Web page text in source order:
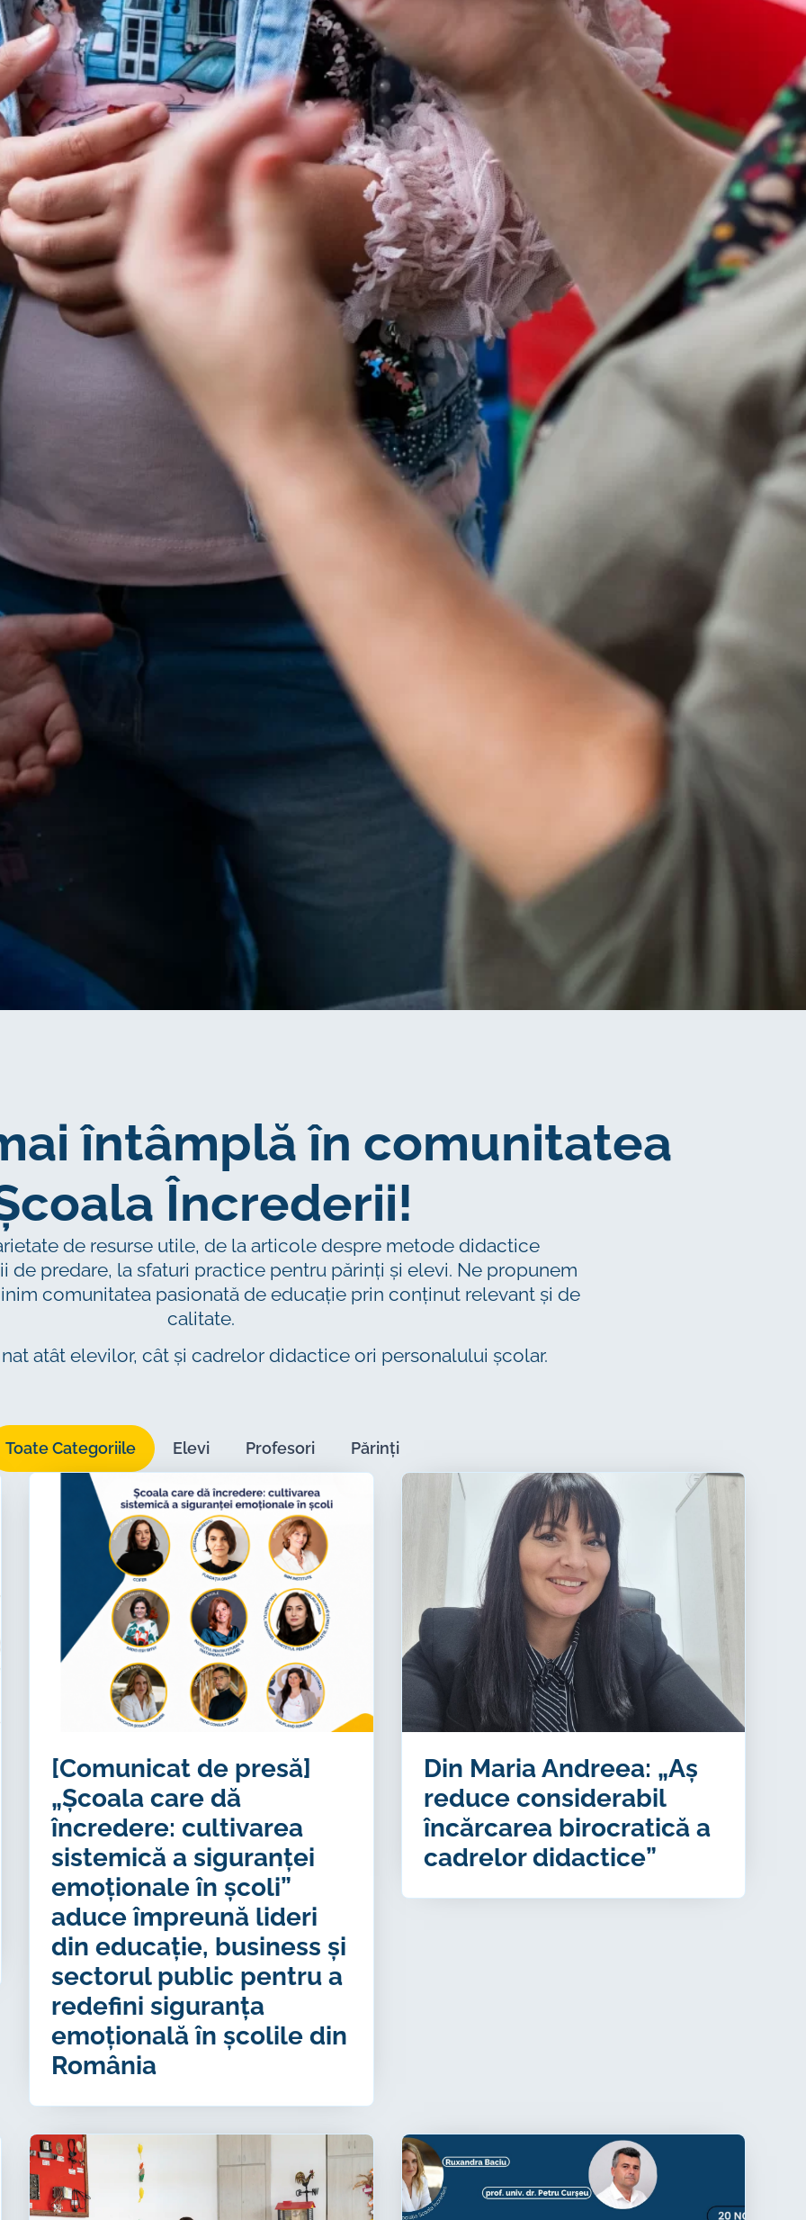
întâmplă în comunitatea
Încrederii!
de resurse utile, de la articole despre metode didactice
de predare, la sfaturi practice pentru părinți și elevi. Ne propunem
comunitatea pasionată de educație prin conținut relevant și de
calitate.
atât elevilor, cât și cadrelor didactice ori personalului școlar.
Toate Categoriile Elevi Profesori Părinți
[Comunicat de presă]
„Școala care dă
încredere: cultivarea
sistemică a siguranței
emoționale în școli”
aduce împreună lideri
din educație, business și
sectorul public pentru a
redefini siguranța
emoțională în școlile din
România
Din Maria Andreea: „Aș
reduce considerabil
încărcarea birocratică a
cadrelor didactice”